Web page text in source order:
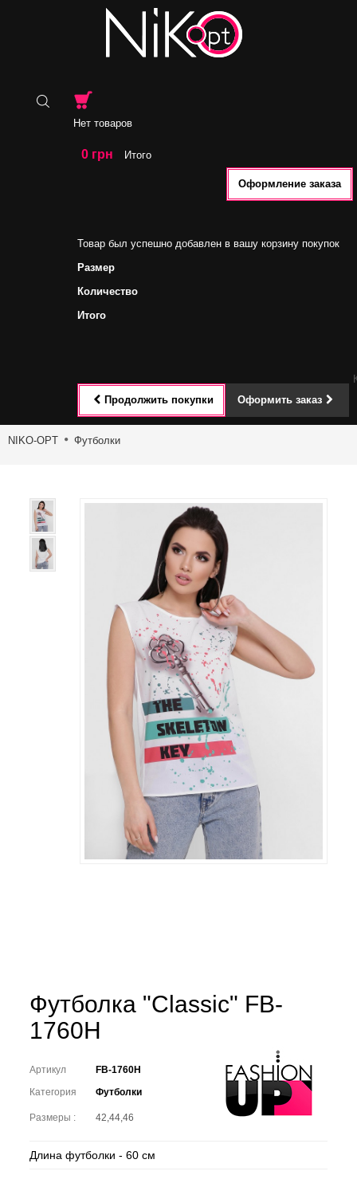
Нет товаров
0 грн Итого
Оформление заказа
Товар был успешно добавлен в вашу корзину покупок
Размер
Количество
Итого
Продолжить покупки Оформить заказ
Toggle
NIKO-OPT Футболки
Футболка "Classic" FB-
1760H
Артикул
FB-1760H
Категория
Футболки
Размеры : 42,44,46
Длина футболки - 60 см